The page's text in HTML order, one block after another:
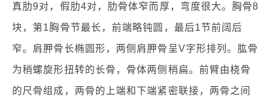
真肋9对，假肋4对，肋骨体窄而厚，弯度很大。胸骨8
块，第1胸骨节最长，前端略钝圆，最后1节前阔后
窄。肩胛骨长椭圆形，两侧肩胛骨呈V字形排列。肱骨
为稍螺旋形扭转的长骨，骨体两侧稍扁。前臂由桡骨
的尺骨组成，两骨的上端和下端紧密联接，两骨之间